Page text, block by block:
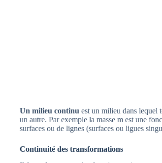
Un milieu continu est un milieu dans lequel
un autre. Par exemple la masse m est une
surfaces ou de lignes (surfaces ou ligues
Continuité des transformations